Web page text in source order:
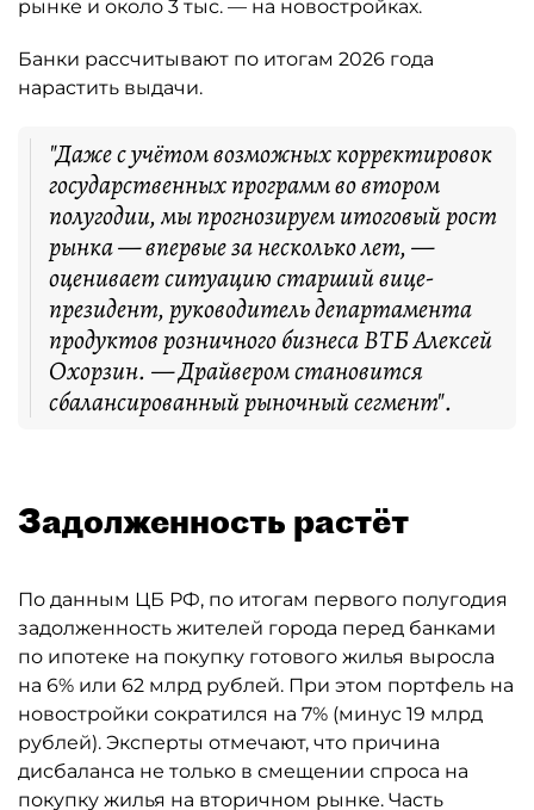
рынке и около 3 тыс. — на новостройках.
Банки рассчитывают по итогам 2026 года
нарастить выдачи.
"Даже с учётом возможных корректировок
государственных программ во втором
полугодии, мы прогнозируем итоговый рост
рынка — впервые за несколько лет, —
оценивает ситуацию старший вице-
президент, руководитель департамента
продуктов розничного бизнеса ВТБ Алексей
Охорзин. — Драйвером становится
сбалансированный рыночный сегмент".
Задолженность растёт
По данным ЦБ РФ, по итогам первого полугодия
задолженность жителей города перед банками
по ипотеке на покупку готового жилья выросла
на 6% или 62 млрд рублей. При этом портфель на
новостройки сократился на 7% (минус 19 млрд
рублей). Эксперты отмечают, что причина
дисбаланса не только в смещении спроса на
покупку жилья на вторичном рынке. Часть